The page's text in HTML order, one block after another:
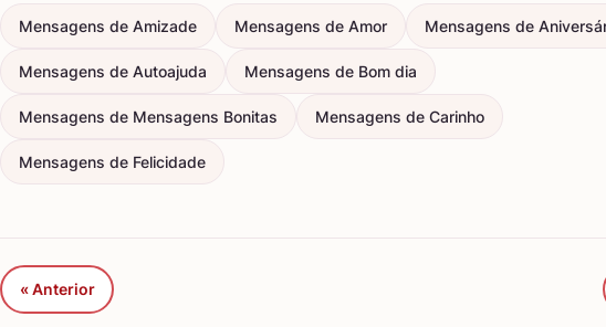
Mensagens de Amizade Mensagens de Amor Mensagens de
Mensagens de Autoajuda Mensagens de Bom dia
Mensagens de Mensagens Bonitas Mensagens de Carinho
Mensagens de Felicidade
« Anterior